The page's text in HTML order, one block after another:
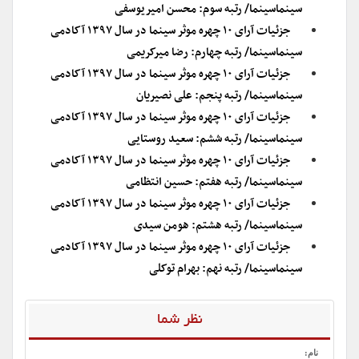
سینماسینما/ رتبه سوم: محسن امیریوسفی
جزئیات آرای ۱۰ چهره موثر سینما در سال ۱۳۹۷ آکادمی
سینماسینما/ رتبه چهارم: رضا میرکریمی
جزئیات آرای ۱۰ چهره موثر سینما در سال ۱۳۹۷ آکادمی
سینماسینما/ رتبه پنجم: علی نصیریان
جزئیات آرای ۱۰ چهره موثر سینما در سال ۱۳۹۷ آکادمی
سینماسینما/ رتبه ششم: سعید روستایی
جزئیات آرای ۱۰ چهره موثر سینما در سال ۱۳۹۷ آکادمی
سینماسینما/ رتبه هفتم: حسین انتظامی
جزئیات آرای ۱۰ چهره موثر سینما در سال ۱۳۹۷ آکادمی
سینماسینما/ رتبه هشتم: هومن سیدی
جزئیات آرای ۱۰ چهره موثر سینما در سال ۱۳۹۷ آکادمی
سینماسینما/ رتبه نهم: بهرام توکلی
نظر شما
نام: